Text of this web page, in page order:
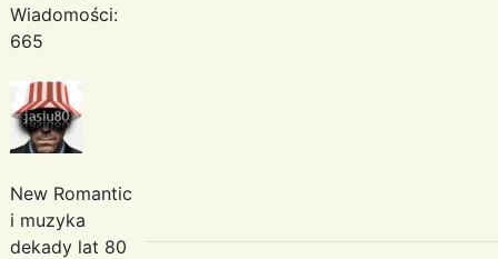
Wiadomości:
665
New Romantic
i muzyka
dekady lat 80